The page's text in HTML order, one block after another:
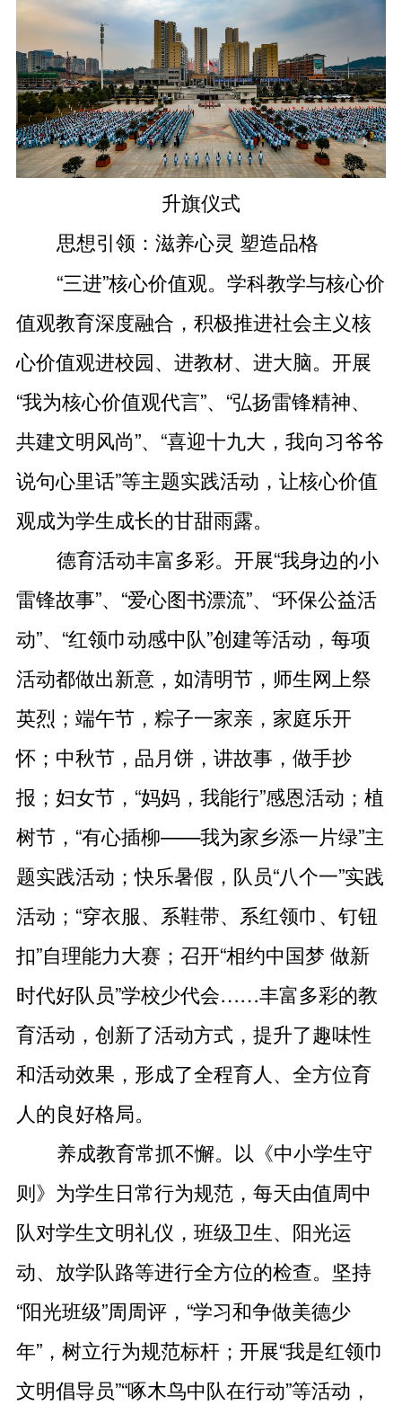
升旗仪式
思想引领：滋养心灵 塑造品格
“三进”核心价值观。学科教学与核心价
值观教育深度融合，积极推进社会主义核
心价值观进校园、进教材、进大脑。开展
“我为核心价值观代言”、“弘扬雷锋精神、
共建文明风尚”、“喜迎十九大，我向习爷爷
说句心里话”等主题实践活动，让核心价值
观成为学生成长的甘甜雨露。
德育活动丰富多彩。开展“我身边的小
雷锋故事”、“爱心图书漂流”、“环保公益活
动”、“红领巾动感中队”创建等活动，每项
活动都做出新意，如清明节，师生网上祭
英烈；端午节，粽子一家亲，家庭乐开
怀；中秋节，品月饼，讲故事，做手抄
报；妇女节，“妈妈，我能行”感恩活动；植
树节，“有心插柳——我为家乡添一片绿”主
题实践活动；快乐暑假，队员“八个一”实践
活动；“穿衣服、系鞋带、系红领巾、钉钮
扣”自理能力大赛；召开“相约中国梦 做新
时代好队员”学校少代会……丰富多彩的教
育活动，创新了活动方式，提升了趣味性
和活动效果，形成了全程育人、全方位育
人的良好格局。
养成教育常抓不懈。以《中小学生守
则》为学生日常行为规范，每天由值周中
队对学生文明礼仪，班级卫生、阳光运
动、放学队路等进行全方位的检查。坚持
“阳光班级”周周评，“学习和争做美德少
年”，树立行为规范标杆；开展“我是红领巾
文明倡导员”“啄木鸟中队在行动”等活动，